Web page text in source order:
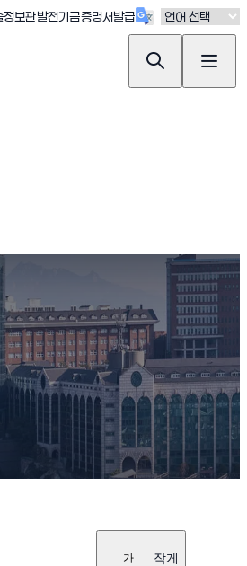
열림)
정보관(새창 열림)
발전기금(새창 열림)
증명서발급(새창 열림)
가 작게